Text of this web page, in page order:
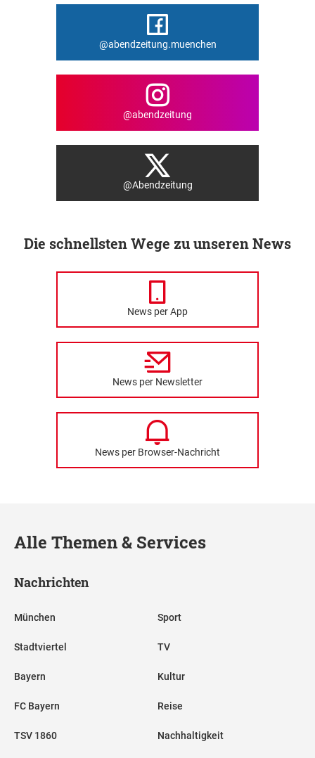
@abendzeitung.muenchen
@abendzeitung
@Abendzeitung
Die schnellsten Wege zu unseren News
News per App
News per Newsletter
News per Browser-Nachricht
Alle Themen & Services
Nachrichten
München
Stadtviertel
Bayern
FC Bayern
TSV 1860
Sport
TV
Kultur
Reise
Nachhaltigkeit